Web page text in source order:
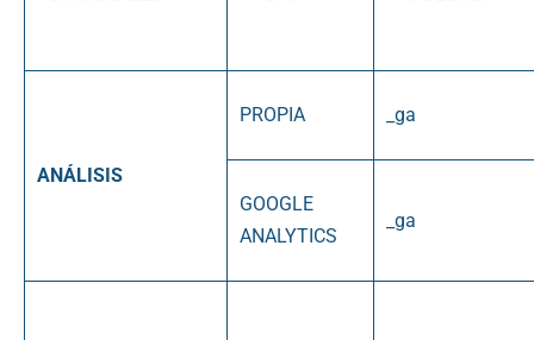
ANÁLISIS
PROPIA _ga
GOOGLE
ANALYTICS
_ga